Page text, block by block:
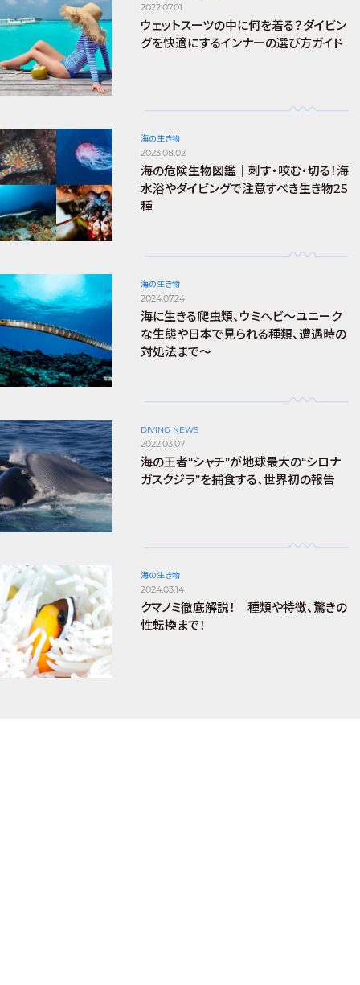
2022.07.01
ウェットスーツの中に何を着る？ダイビン
グを快適にするインナーの選び方ガイド
海の生き物
2023.08.02
海の危険生物図鑑｜刺す・咬む・切る！海
水浴やダイビングで注意すべき生き物25
種
海の生き物
2024.07.24
海に生きる爬虫類、ウミヘビ～ユニーク
な生態や日本で見られる種類、遭遇時の
対処法まで～
DIVING NEWS
2022.03.07
海の王者“シャチ”が地球最大の“シロナ
ガスクジラ”を捕食する、世界初の報告
海の生き物
2024.03.14
クマノミ徹底解説！ 種類や特徴、驚きの
性転換まで！